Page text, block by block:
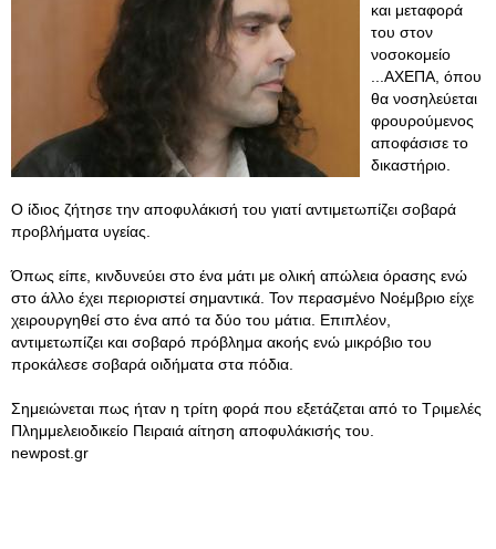
και μεταφορά
του στον
νοσοκομείο
...ΑΧΕΠΑ, όπου
θα νοσηλεύεται
φρουρούμενος
αποφάσισε το
δικαστήριο.
Ο ίδιος ζήτησε την αποφυλάκισή του γιατί αντιμετωπίζει σοβαρά
προβλήματα υγείας.
Όπως είπε, κινδυνεύει στο ένα μάτι με ολική απώλεια όρασης ενώ
στο άλλο έχει περιοριστεί σημαντικά. Τον περασμένο Νοέμβριο είχε
χειρουργηθεί στο ένα από τα δύο του μάτια. Επιπλέον,
αντιμετωπίζει και σοβαρό πρόβλημα ακοής ενώ μικρόβιο του
προκάλεσε σοβαρά οιδήματα στα πόδια.
Σημειώνεται πως ήταν η τρίτη φορά που εξετάζεται από το Τριμελές
Πλημμελειοδικείο Πειραιά αίτηση αποφυλάκισής του.
newpost.gr